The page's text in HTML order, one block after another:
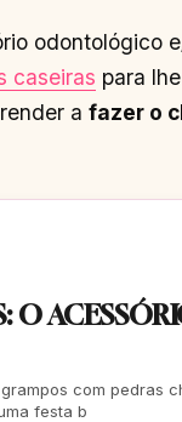
odontológico
caseiras para
a fazer o
O
com pedras
festa b